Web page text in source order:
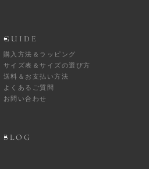
GUIDE
購入方法＆ラッピング
サイズ表＆サイズの選び方
送料＆お支払い方法
よくあるご質問
お問い合わせ
BLOG